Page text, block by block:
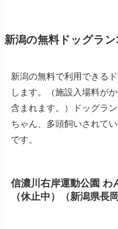
新潟の無料ドッグラン
新潟の無料で利用できる
します。（施設入場料が
含まれます。）ドッグラ
ちゃん、多頭飼いされて
です。
信濃川右岸運動公園 わ
（休止中）（新潟県長